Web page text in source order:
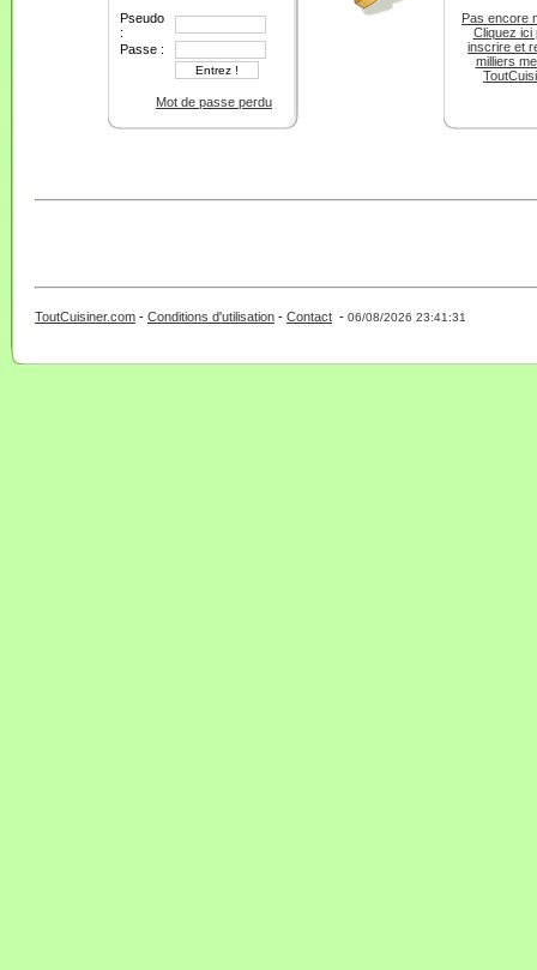
Pseudo
:
Passe :
Mot de passe perdu
Pas encore
Cliquez ici
inscrire et
milliers
ToutCuisiner.com - Conditions d'utilisation - Contact - 06/08/2026 23:41:31